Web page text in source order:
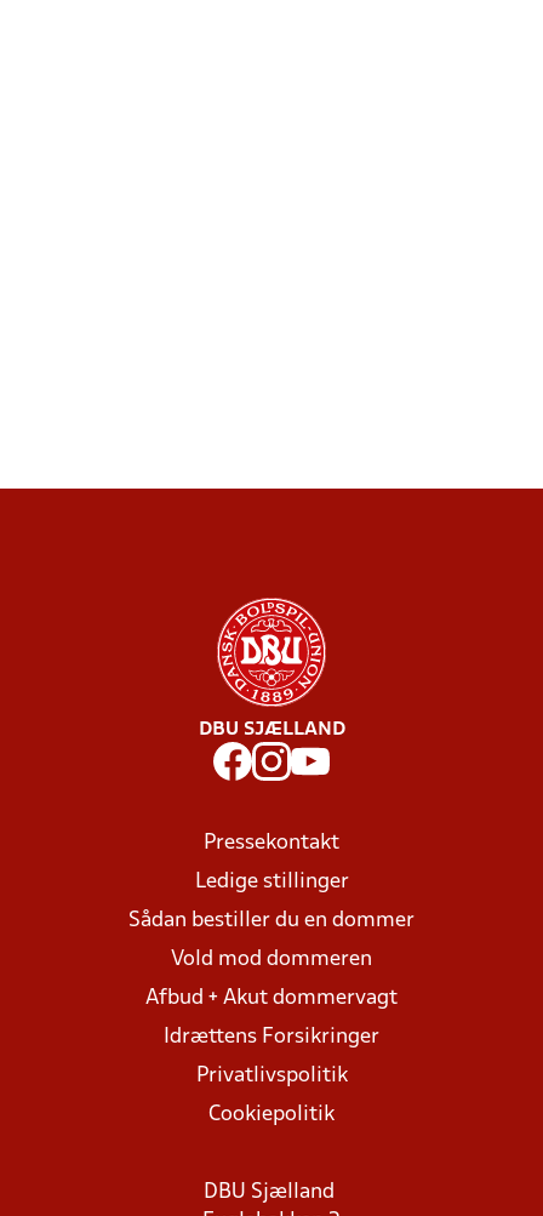
DBU SJÆLLAND
Pressekontakt
Ledige stillinger
Sådan bestiller du en dommer
Vold mod dommeren
Afbud + Akut dommervagt
Idrættens Forsikringer
Privatlivspolitik
Cookiepolitik
DBU Sjælland